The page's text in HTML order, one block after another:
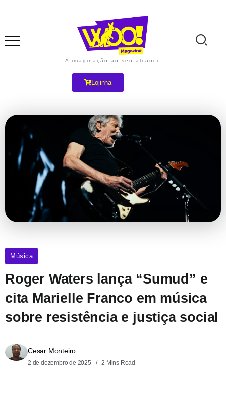
A imaginação ao seu alcance
Lojinha
Música
Roger Waters lança “Sumud” e
cita Marielle Franco em música
sobre resistência e justiça social
Cesar Monteiro
2 de dezembro de 2025 2 Mins Read